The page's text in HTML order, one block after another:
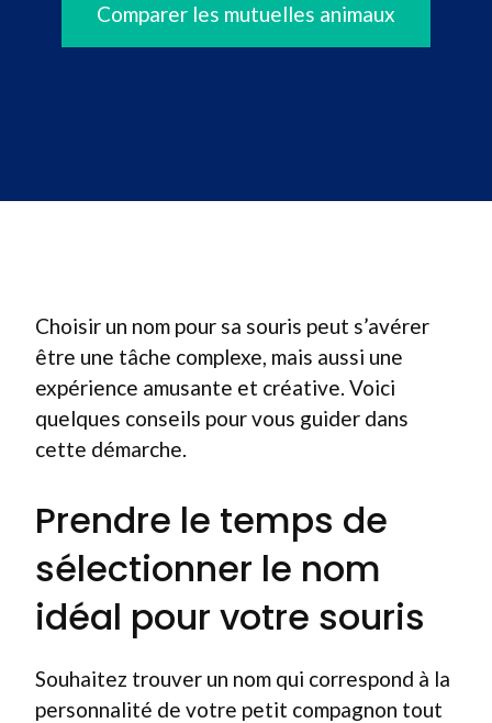
Comparer les mutuelles animaux
Choisir un nom pour sa souris peut s’avérer
être une tâche complexe, mais aussi une
expérience amusante et créative. Voici
quelques conseils pour vous guider dans
cette démarche.
Prendre le temps de
sélectionner le nom
idéal pour votre souris
Souhaitez trouver un nom qui correspond à la
personnalité de votre petit compagnon tout